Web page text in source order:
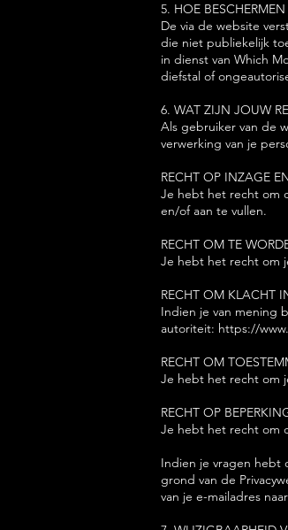
5. HOE
De via de website
die niet publiekelijk
in dienst van Which
diefstal of
6. WAT ZIJN JOUW
Als gebruiker van de
verwerking van je
RECHT OP INZAGE
Je hebt het recht om
en/of aan te vullen.
RECHT OM TE
Je hebt het recht om
RECHT OM KLACHT
Indien je van mening
autoriteit: https://
RECHT OM
Je hebt het recht om
RECHT OP
Je hebt het recht om
Indien je vragen hebt
grond van de
van je e-mailadres naar